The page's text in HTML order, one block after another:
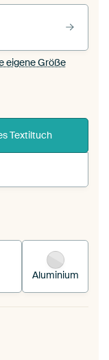
eigene Größe
Textiltuch
Textiltuch in
Aluminium